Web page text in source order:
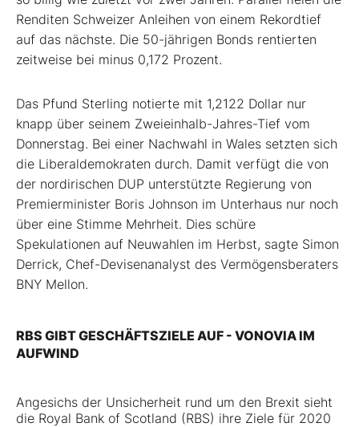
Renditen Schweizer Anleihen von einem Rekordtief
auf das nächste. Die 50-jährigen Bonds rentierten
zeitweise bei minus 0,172 Prozent.
Das Pfund Sterling notierte mit 1,2122 Dollar nur
knapp über seinem Zweieinhalb-Jahres-Tief vom
Donnerstag. Bei einer Nachwahl in Wales setzten sich
die Liberaldemokraten durch. Damit verfügt die von
der nordirischen DUP unterstützte Regierung von
Premierminister Boris Johnson im Unterhaus nur noch
über eine Stimme Mehrheit. Dies schüre
Spekulationen auf Neuwahlen im Herbst, sagte Simon
Derrick, Chef-Devisenanalyst des Vermögensberaters
BNY Mellon.
RBS GIBT GESCHÄFTSZIELE AUF - VONOVIA IM
AUFWIND
Angesichs der Unsicherheit rund um den Brexit sieht
die Royal Bank of Scotland (RBS) ihre Ziele für 2020